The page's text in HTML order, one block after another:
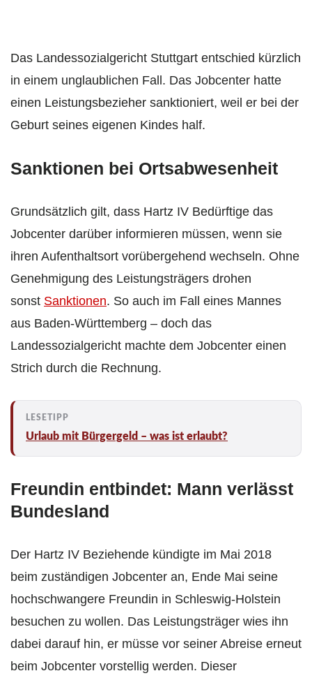
Das Landessozialgericht Stuttgart entschied kürzlich
in einem unglaublichen Fall. Das Jobcenter hatte
einen Leistungsbezieher sanktioniert, weil er bei der
Geburt seines eigenen Kindes half.
Sanktionen bei Ortsabwesenheit
Grundsätzlich gilt, dass Hartz IV Bedürftige das
Jobcenter darüber informieren müssen, wenn sie
ihren Aufenthaltsort vorübergehend wechseln. Ohne
Genehmigung des Leistungsträgers drohen
sonst Sanktionen. So auch im Fall eines Mannes
aus Baden-Württemberg – doch das
Landessozialgericht machte dem Jobcenter einen
Strich durch die Rechnung.
Urlaub mit Bürgergeld – was ist erlaubt?
Freundin entbindet: Mann verlässt
Bundesland
Der Hartz IV Beziehende kündigte im Mai 2018
beim zuständigen Jobcenter an, Ende Mai seine
hochschwangere Freundin in Schleswig-Holstein
besuchen zu wollen. Das Leistungsträger wies ihn
dabei darauf hin, er müsse vor seiner Abreise erneut
beim Jobcenter vorstellig werden. Dieser